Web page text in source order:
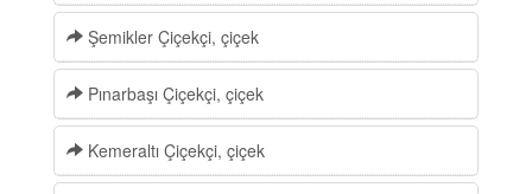
Şemikler Çiçekçi, çiçek
Pınarbaşı Çiçekçi, çiçek
Kemeraltı Çiçekçi, çiçek